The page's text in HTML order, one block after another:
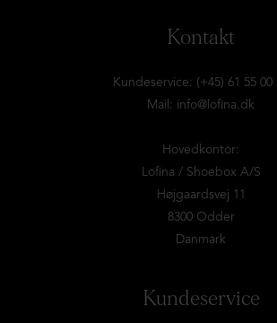
Kontakt
Kundeservice: (+45) 61 55 00
Mail: info@lofina.dk
Hovedkontor:
Lofina / Shoebox A/S
Højgaardsvej 11
8300 Odder
Danmark
Kundeservice